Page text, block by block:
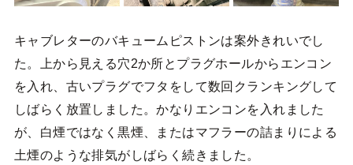
キャブレターのバキュームピストンは案外きれいでし
た。上から見える穴2か所とプラグホールからエンコン
を入れ、古いプラグでフタをして数回クランキングして
しばらく放置しました。かなりエンコンを入れました
が、白煙ではなく黒煙、またはマフラーの詰まりによる
土煙のような排気がしばらく続きました。